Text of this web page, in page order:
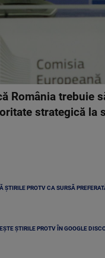
România trebuie
strategică la
ȘTIRILE PROTV CA SURSĂ
ȘTIRILE PROTV ÎN GOOGLE